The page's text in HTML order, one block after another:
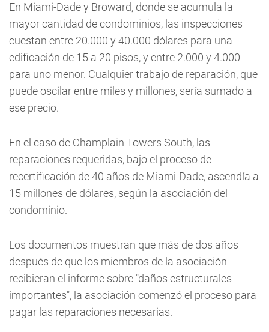
En Miami-Dade y Broward, donde se acumula la
mayor cantidad de condominios, las inspecciones
cuestan entre 20.000 y 40.000 dólares para una
edificación de 15 a 20 pisos, y entre 2.000 y 4.000
para uno menor. Cualquier trabajo de reparación, que
puede oscilar entre miles y millones, sería sumado a
ese precio.
En el caso de Champlain Towers South, las
reparaciones requeridas, bajo el proceso de
recertificación de 40 años de Miami-Dade, ascendía a
15 millones de dólares, según la asociación del
condominio.
Los documentos muestran que más de dos años
después de que los miembros de la asociación
recibieran el informe sobre "daños estructurales
importantes", la asociación comenzó el proceso para
pagar las reparaciones necesarias.